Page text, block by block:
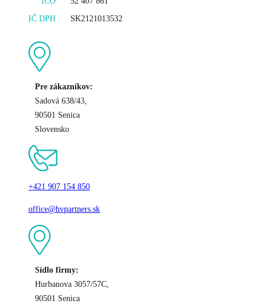
IČ DPH
SK2121013532
Pre zákazníkov:
Sadová 638/43,
90501 Senica
Slovensko
+421 907 154 850
office@hvpartners.sk
Sídlo firmy:
Hurbanova 3057/57C,
90501 Senica